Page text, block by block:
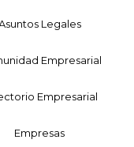
Legales
Empresarial
Empresarial
Empresas